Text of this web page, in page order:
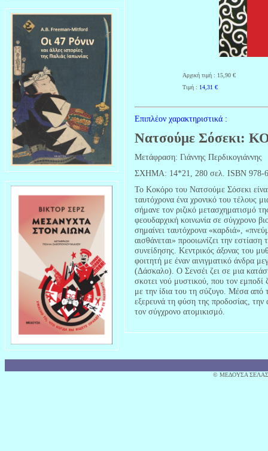
Αρχική τιμή : 15,90 €
Τιμή : 14,31 €
Επιπλέον χαρακτηριστικά :
Νατσούμε Σόσεκι:
Μετάφραση: Γιάννης Περδικογιάννης
ΣΧΗΜΑ: 14*21, 280 σελ. ISBN 978-
Το Κοκόρο του Νατσούμε Σόσεκι
ταυτόχρονα ένα χρονικό του τέλους
σήμανε τον ριζικό μετασχηματισμό
φεουδαρχική κοινωνία σε σύγχρονο
σημαίνει ταυτόχρονα «καρδιά»,
αισθάνεται» προοιωνίζει την
συνείδησης. Κεντρικός άξονας του
φοιτητή με έναν αινιγματικό άνδρα
(Δάσκαλο). Ο Σενσέι ζει σε μια
σκοτει νού μυστικού, που τον
με την ίδια του τη σύζυγο. Μέσα από
εξερευνά τη φύση της προδοσίας, την
τον σύγχρονο ατομικισμό.
© MΕΔΟΥΣΑ